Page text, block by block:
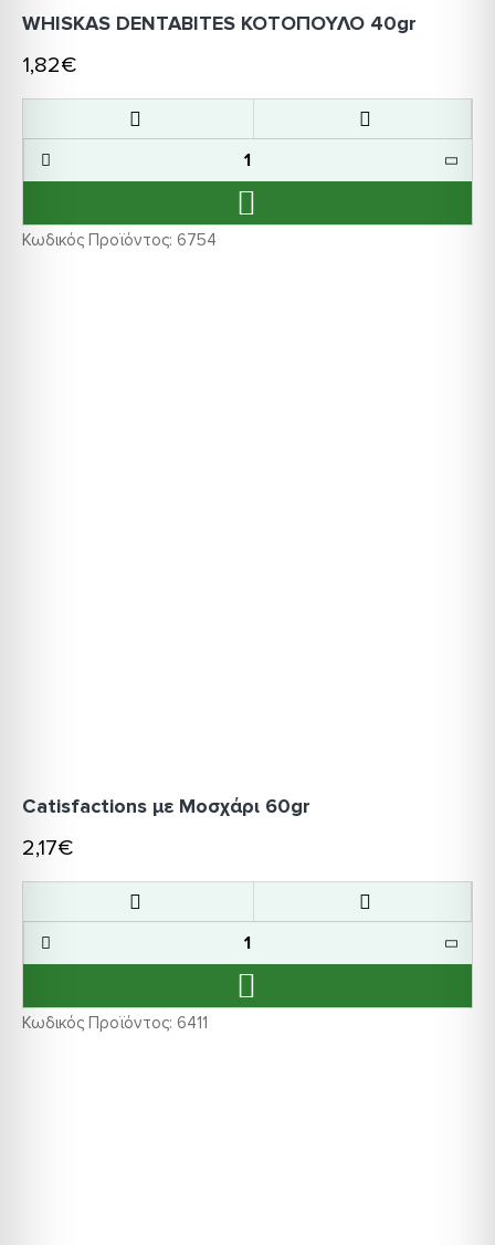
Κωδικός Προϊόντος: 6754
WHISKAS DENTABITES ΚΟΤΟΠΟΥΛΟ 40gr
1,82€
Κωδικός Προϊόντος: 6411
Catisfactions με Μοσχάρι 60gr
2,17€